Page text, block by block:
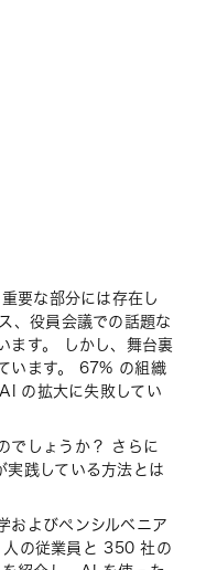
要な部分には存在し
、役員会議での話題な
ます。 しかし、舞台裏
います。 67% の組織
の拡大に失敗してい
でしょうか？ さらに
実践している方法とは
およびペンシルベニア
の従業員と 350 社の